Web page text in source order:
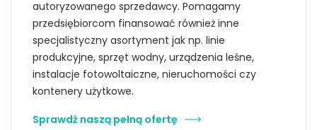
autoryzowanego sprzedawcy. Pomagamy
przedsiębiorcom finansować również inne
specjalistyczny asortyment jak np. linie
produkcyjne, sprzęt wodny, urządzenia leśne,
instalacje fotowoltaiczne, nieruchomości czy
kontenery użytkowe.
Sprawdź naszą pełną ofertę